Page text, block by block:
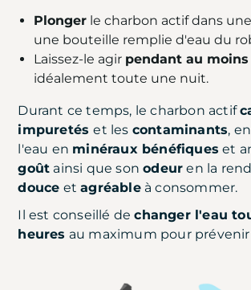
Plonger le charbon actif dans
une bouteille remplie d'eau du
Laissez-le agir pendant au moins
idéalement toute une nuit.
Durant ce temps, le charbon actif
impuretéset les contaminants,
l'eau en minéraux bénéfiques et
goût ainsi que sonodeur en la
douce etagréableà consommer.
Il est conseillé dechanger l'eau
heures au maximum pour